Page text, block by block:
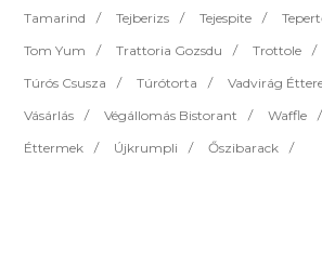
Tamarind
Tejberizs Tejespite
Tom Yum
Trattoria Gozsdu Trottole
Túrós Csusza
Túrótorta Vadvirág
Vásárlás
Végállomás Bistorant Waffle
Éttermek
Újkrumpli Őszibarack